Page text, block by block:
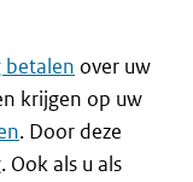
betalen over uw
krijgen op uw
. Door deze
als u als